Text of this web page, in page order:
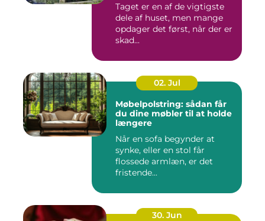
Taget er en af de vigtigste
dele af huset, men mange
opdager det først, når der er
skad...
02. Jul
Møbelpolstring: sådan får
du dine møbler til at holde
længere
Når en sofa begynder at
synke, eller en stol får
flossede armlæn, er det
fristende...
30. Jun